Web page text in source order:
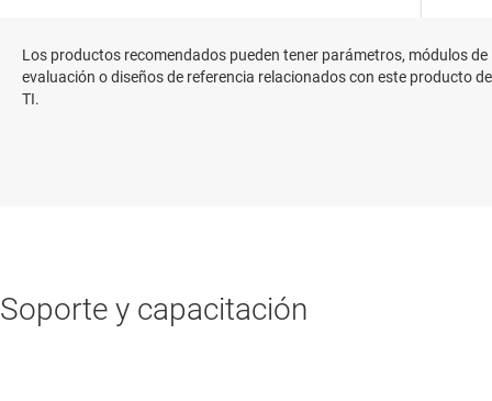
Los productos recomendados pueden tener parámetros, módulos de
evaluación o diseños de referencia relacionados con este producto de
TI.
Soporte y capacitación